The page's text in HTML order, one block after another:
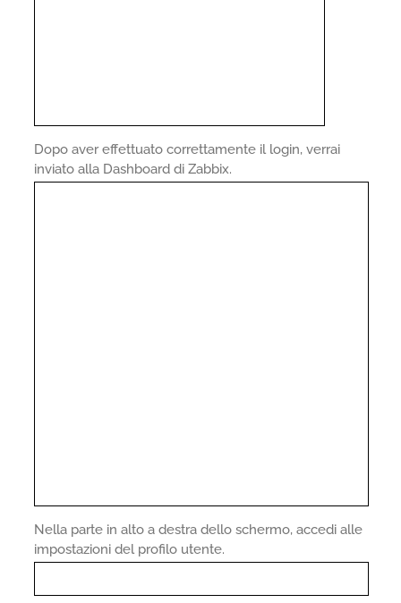
Dopo aver effettuato correttamente il login, verrai
inviato alla Dashboard di Zabbix.
Nella parte in alto a destra dello schermo, accedi alle
impostazioni del profilo utente.